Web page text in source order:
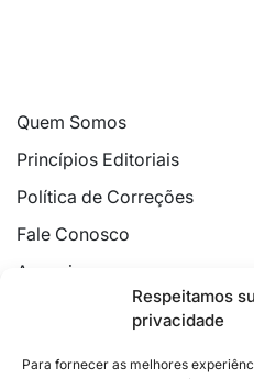
Respeitamos
privacidade
Para fornecer as melhores
Quem Somos
Princípios Editoriais
Política de Correções
Fale Conosco
Anuncie
Política de Cookies